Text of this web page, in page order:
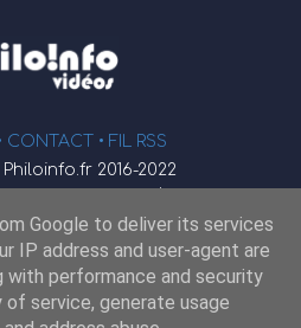
CONTACT • FIL RSS
2016-2022
φ
: JEND
nous sur
Google to deliver its services
IP address and user-agent are
with performance and security
service, generate usage